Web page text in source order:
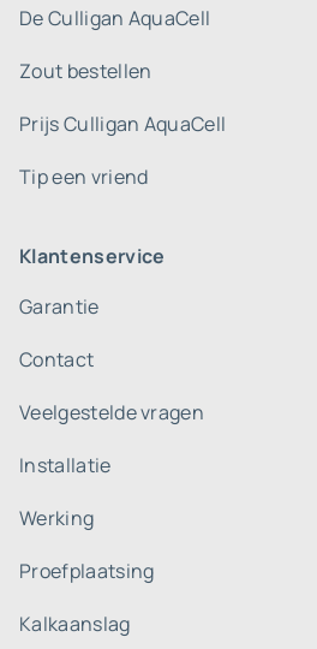
De Culligan AquaCell
Zout bestellen
Prijs Culligan AquaCell
Tip een vriend
Klantenservice
Garantie
Contact
Veelgestelde vragen
Installatie
Werking
Proefplaatsing
Kalkaanslag